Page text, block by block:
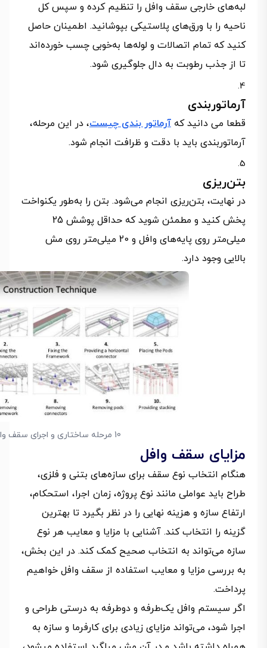
لبه‌های خارجی سقف وافل را تنظیم کرده و سپس کل
ناحیه را با ورق‌های پلاستیکی بپوشانید. اطمینان حاصل
کنید که تمام اتصالات و لوله‌ها به‌خوبی چسب خورده‌اند
تا از جذب رطوبت به دال جلوگیری شود.
آرماتوربندی
قطعا می دانید که آرماتور بندی چیست، در این مرحله،
آرماتوربندی باید با دقت و ظرافت انجام شود.
بتن‌ریزی
در نهایت، بتن‌ریزی انجام می‌شود. بتن را به‌طور یکنواخت
پخش کنید و مطمئن شوید که حداقل پوشش 25
میلی‌متر روی پایه‌های وافل و 20 میلی‌متر روی مش
بالایی وجود دارد.
10 مرحله ساختاری و اجرای سقف وافل
مزایای سقف وافل
هنگام انتخاب نوع سقف برای سازه‌های بتنی و فلزی،
طراح باید عواملی مانند نوع پروژه، زمان اجرا، استحکام،
ارتفاع سازه و هزینه نهایی را در نظر بگیرد تا بهترین
گزینه را انتخاب کند. آشنایی با مزایا و معایب هر نوع
سازه می‌تواند به انتخاب صحیح کمک کند. در این بخش،
به بررسی مزایا و معایب استفاده از سقف وافل خواهیم
پرداخت.
اگر سیستم وافل یک‌طرفه و دوطرفه به درستی طراحی و
اجرا شود، می‌تواند مزایای زیادی برای کارفرما و سازه به